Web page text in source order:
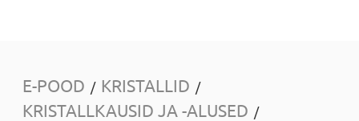
E-POOD / KRISTALLID /
KRISTALLKAUSID JA -ALUSED /